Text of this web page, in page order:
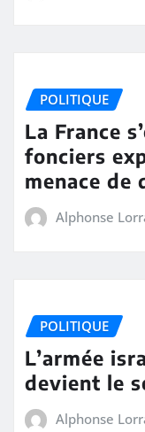
POLITIQUE
La France
fonciers
menace de
Alphonse
POLITIQUE
L’armée
devient le
Alphonse